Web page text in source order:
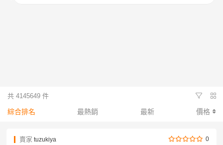
共 4145649 件
綜合排名 最熱銷 最新 價格
賣家 tuzukiya 0